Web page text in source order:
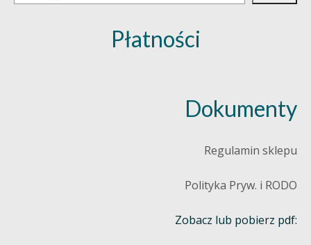
Płatności
Dokumenty
Regulamin sklepu
Polityka Pryw. i RODO
Zobacz lub pobierz pdf: